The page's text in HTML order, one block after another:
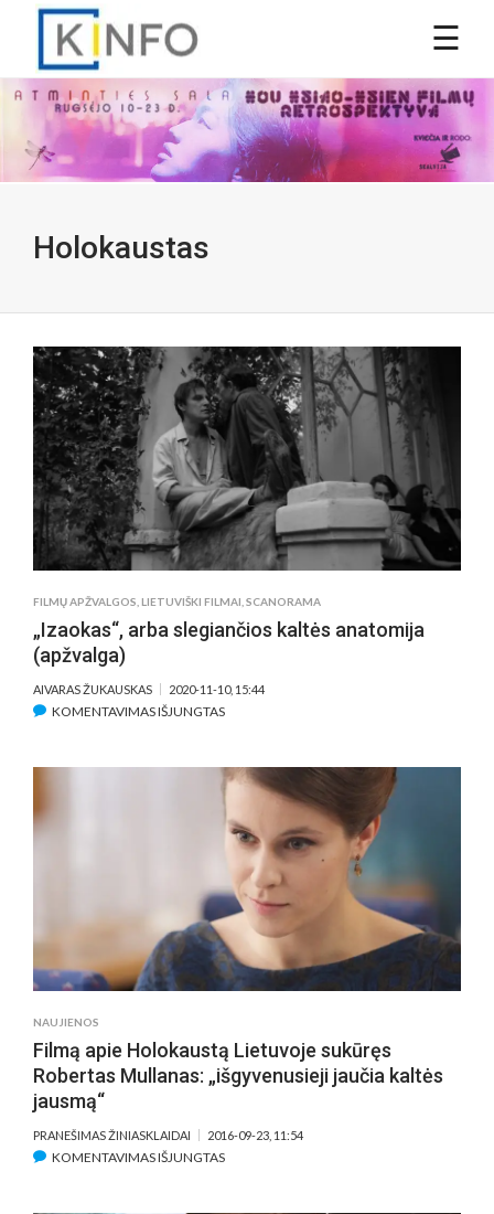
Holokaustas
FILMŲ APŽVALGOS LIETUVIŠKI FILMAI SCANORAMA
„Izaokas“, arba slegiančios kaltės anatomija
(apžvalga)
AIVARAS ŽUKAUSKAS 2020-11-10, 15:44
KOMENTAVIMAS IŠJUNGTASĮRAŠE
SLEGIANČIOS
ANATOMIJA
(APŽVALGA)
NAUJIENOS
Filmą apie Holokaustą Lietuvoje sukūręs
Robertas Mullanas: „išgyvenusieji jaučia kaltės
jausmą“
PRANEŠIMAS ŽINIASKLAIDAI 2016-09-23, 11:54
KOMENTAVIMAS IŠJUNGTASĮRAŠE